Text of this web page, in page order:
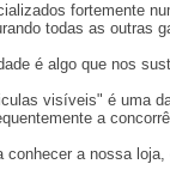
fortemente
todas as outras
é algo que nos
visíveis" é uma
a
conhecer a nossa